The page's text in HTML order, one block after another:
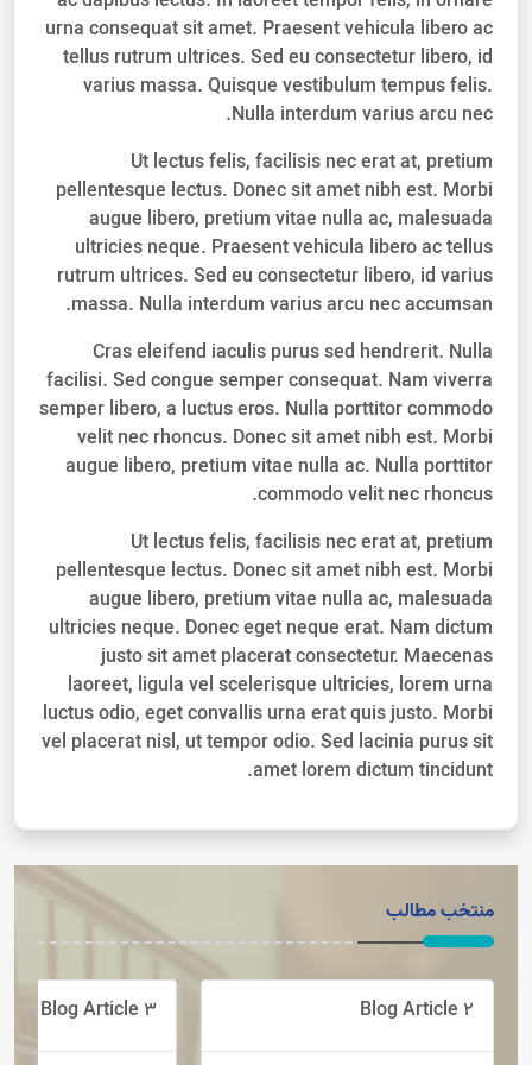
urna consequat sit amet. Praesent vehicula libero ac
tellus rutrum ultrices. Sed eu consectetur libero, id
varius massa. Quisque vestibulum tempus felis.
Nulla interdum varius arcu nec.
Ut lectus felis, facilisis nec erat at, pretium
pellentesque lectus. Donec sit amet nibh est. Morbi
augue libero, pretium vitae nulla ac, malesuada
ultricies neque. Praesent vehicula libero ac tellus
rutrum ultrices. Sed eu consectetur libero, id varius
massa. Nulla interdum varius arcu nec accumsan.
Cras eleifend iaculis purus sed hendrerit. Nulla
facilisi. Sed congue semper consequat. Nam viverra
semper libero, a luctus eros. Nulla porttitor commodo
velit nec rhoncus. Donec sit amet nibh est. Morbi
augue libero, pretium vitae nulla ac. Nulla porttitor
commodo velit nec rhoncus.
Ut lectus felis, facilisis nec erat at, pretium
pellentesque lectus. Donec sit amet nibh est. Morbi
augue libero, pretium vitae nulla ac, malesuada
ultricies neque. Donec eget neque erat. Nam dictum
justo sit amet placerat consectetur. Maecenas
laoreet, ligula vel scelerisque ultricies, lorem urna
luctus odio, eget convallis urna erat quis justo. Morbi
vel placerat nisl, ut tempor odio. Sed lacinia purus sit
amet lorem dictum tincidunt.
منتخب مطالب
Blog Article 2
Blog Article 3